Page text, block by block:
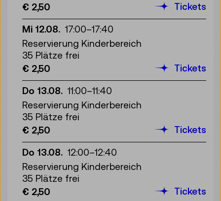
€ 2,50
Tickets
Mi 12.08. 17:00–17:40
Reservierung Kinderbereich
35 Plätze frei
€ 2,50
Tickets
Do 13.08. 11:00–11:40
Reservierung Kinderbereich
35 Plätze frei
€ 2,50
Tickets
Do 13.08. 12:00–12:40
Reservierung Kinderbereich
35 Plätze frei
€ 2,50
Tickets